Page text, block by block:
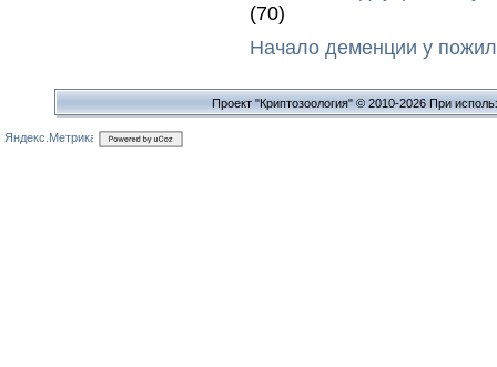
(70)
Начало деменции у
Проект "Криптозоология" © 2010-2026 При